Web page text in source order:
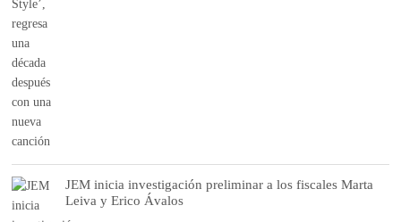
JEM inicia investigación preliminar a los fiscales Marta
Leiva y Erico Ávalos